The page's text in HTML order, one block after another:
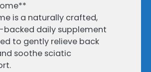
is a naturally crafted,
backed daily supplement
to gently relieve back
soothe sciatic